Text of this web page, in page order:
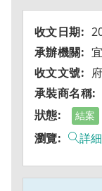
結案
詳